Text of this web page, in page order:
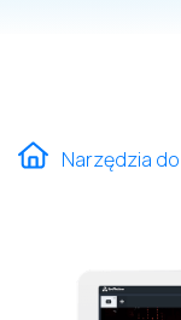
Narzędzia